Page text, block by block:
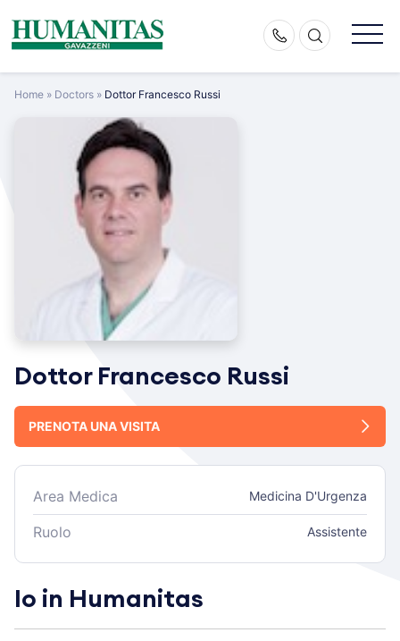
content
Home » Doctors » Dottor Francesco Russi
Dottor Francesco Russi
PRENOTA UNA VISITA
Area Medica Medicina D'Urgenza
Ruolo Assistente
Io in Humanitas